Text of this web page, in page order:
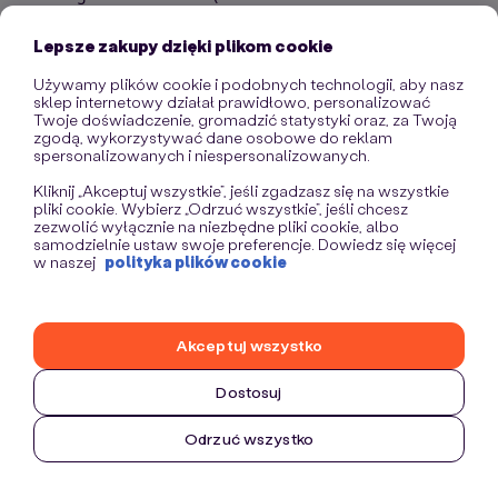
Lepsze zakupy dzięki plikom cookie
Używamy plików cookie i podobnych technologii, aby nasz
sklep internetowy działał prawidłowo, personalizować
Twoje doświadczenie, gromadzić statystyki oraz, za Twoją
zgodą, wykorzystywać dane osobowe do reklam
spersonalizowanych i niespersonalizowanych.
Kliknij „Akceptuj wszystkie”, jeśli zgadzasz się na wszystkie
pliki cookie. Wybierz „Odrzuć wszystkie”, jeśli chcesz
zezwolić wyłącznie na niezbędne pliki cookie, albo
samodzielnie ustaw swoje preferencje. Dowiedz się więcej
w naszej polityka plików cookie
Dostosuj
Odrzuć wszystko
Akceptuj wszystko